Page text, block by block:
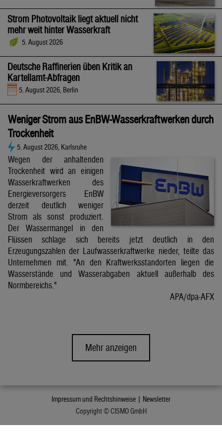
Strom Photovoltaik liegt aktuell nicht
mehr weit hinter Wasserkraft
5. August 2026
Deutsche Raffinerien üben Kritik an
Kartellamt-Abfragen
5. August 2026, Berlin
Weniger Strom aus EnBW-Wasserkraftwerken durch
Trockenheit
5. August 2026, Karlsruhe
Wegen der anhaltenden
Trockenheit wird an einigen
Wasserkraftwerken des
Energieversorgers EnBW
derzeit deutlich weniger
Strom als sonst produziert.
Der Wassermangel in den
Flüssen schlage sich bereits jetzt deutlich in den
Erzeugungszahlen der Laufwasserkraftwerke nieder, teilte das
Unternehmen mit. "An den Kraftwerksstandorten liegen die
Wasserstände und Wasserabgaben aktuell außerhalb des
Normbereichs."
APA/dpa-AFX
Mehr anzeigen
Impressum und Rechtshinweise | Newsletter
Copyright © CISMO GmbH